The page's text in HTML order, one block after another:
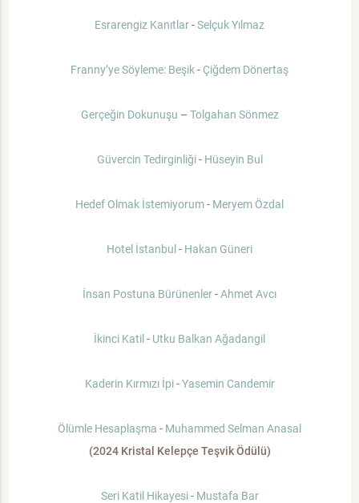
Esrarengiz Kanıtlar-Selçuk Yılmaz
Franny’ye Söyleme: Beşik- Çiğdem Dönertaş
Gerçeğin Dokunuşu – Tolgahan Sönmez
Güvercin Tedirginliği- Hüseyin Bul
Hedef Olmak İstemiyorum- Meryem Özdal
Hotel İstanbul - Hakan Güneri
İnsan Postuna Bürünenler-Ahmet Avcı
İkinci Katil - Utku Balkan Ağadangil
Kaderin Kırmızı İpi-Yasemin Candemir
Ölümle Hesaplaşma - Muhammed Selman Anasal
(2024 Kristal Kelepçe Teşvik Ödülü)
Seri Katil Hikayesi- Mustafa Bar